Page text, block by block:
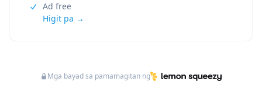
Ad free
Higit pa →
Mga bayad sa pamamagitan ng